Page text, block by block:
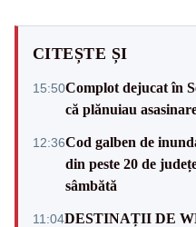
CITEȘTE ȘI
15:50Complot dejucat în
că plănuiau
12:36Cod galben de
din peste 20 de
sâmbătă
11:04DESTINAȚII DE